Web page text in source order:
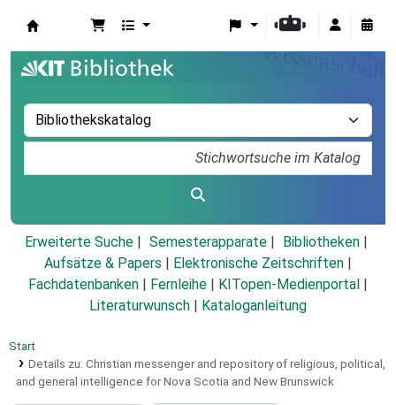
Erweiterte Suche Semesterapparate
Bibliotheken
Aufsätze & Papers
Elektronische Zeitschriften
Fachdatenbanken
Fernleihe KITopen-Medienportal
Literaturwunsch
Kataloganleitung
Start
Details zu: Christian messenger and repository of religious, political,
and general intelligence for Nova Scotia and New Brunswick